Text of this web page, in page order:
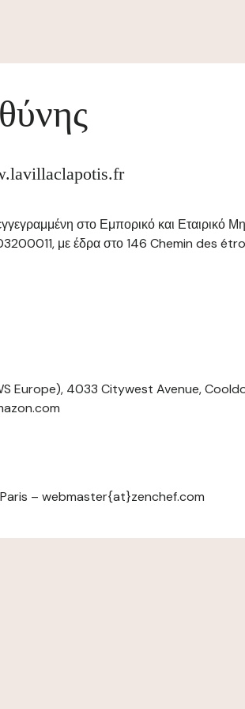
στο Εμπορικό και Εταιρικό
με έδρα στο 146 Chemin des
Europe), 4033 Citywest Avenue,
– webmaster{at}zenchef.com